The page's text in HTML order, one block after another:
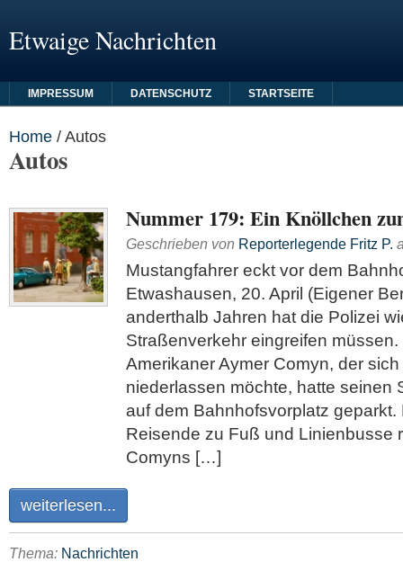
Etwaige Nachrichten
IMPRESSUM DATENSCHUTZ STARTSEITE
Home / Autos
Autos
Nummer 179: Ein Knöllchen
Geschrieben von Reporterlegende Fritz P.
Mustangfahrer eckt vor dem
Etwashausen, 20. April (Eigener
anderthalb Jahren hat die Polizei
Straßenverkehr eingreifen müssen.
Amerikaner Aymer Comyn, der
niederlassen möchte, hatte seinen
auf dem Bahnhofsvorplatz geparkt.
Reisende zu Fuß und Linienbusse
Comyns […]
weiterlesen...
Thema: Nachrichten